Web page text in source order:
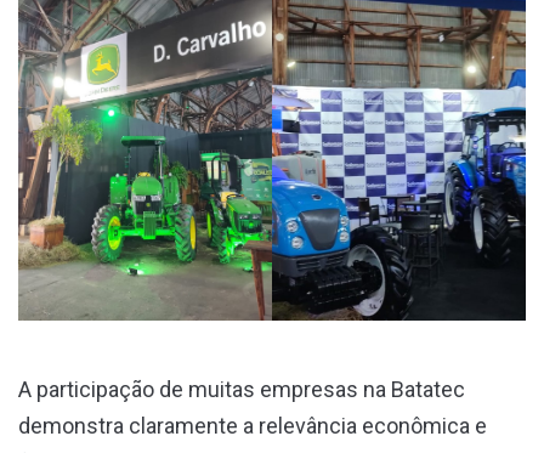
A participação de muitas empresas na Batatec
demonstra claramente a relevância econômica e